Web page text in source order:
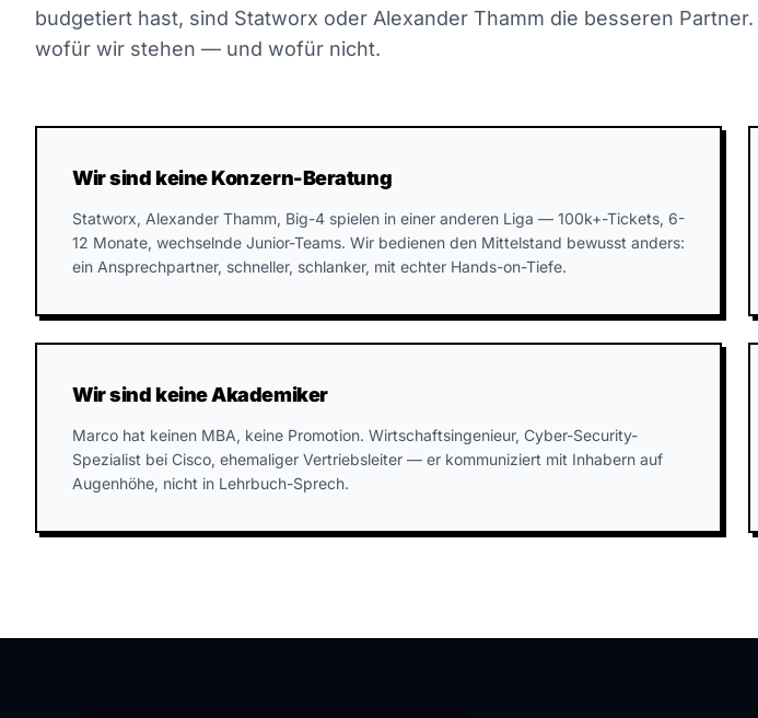
budgetiert hast, sind Statworx oder Alexander Thamm die besseren Partner.
wofür wir stehen — und wofür nicht.
Wir sind keine Konzern-Beratung
Statworx, Alexander Thamm, Big-4 spielen in einer anderen Liga — 100k+-Tickets, 6-
12 Monate, wechselnde Junior-Teams. Wir bedienen den Mittelstand bewusst anders:
ein Ansprechpartner, schneller, schlanker, mit echter Hands-on-Tiefe.
Wir sind keine Akademiker
Marco hat keinen MBA, keine Promotion. Wirtschaftsingenieur, Cyber-Security-
Spezialist bei Cisco, ehemaliger Vertriebsleiter — er kommuniziert mit Inhabern auf
Augenhöhe, nicht in Lehrbuch-Sprech.